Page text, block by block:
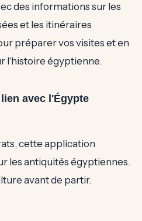
des informations sur les
et les itinéraires
préparer vos visites et en
l'histoire égyptienne.
avec l'Égypte
cette application
les antiquités égyptiennes.
avant de partir.